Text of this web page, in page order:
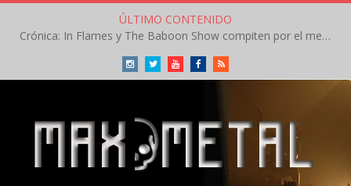
ÚLTIMO CONTENIDO
Crónica: In Flames y The Baboon Show compiten por el mejor concierto del día en el Leyendas del Rock – Viernes – Agosto 2026
InstagramTwitterYoutubeFacebookRSS